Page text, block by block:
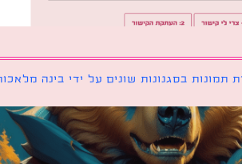
בסגנונות שונים על ידי בינה מלאכותית